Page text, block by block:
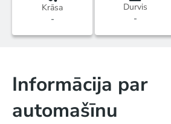
Krāsa
-
Durvis
-
Informācija par
automašīnu